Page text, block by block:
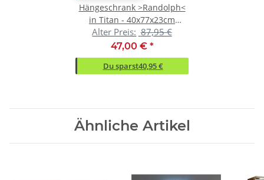
Hängeschrank >Randolph<
in Titan - 40x77x23cm
(BxHxT)
Alter Preis: 87,95 €
47,00 € *
Du sparst40,95 €
Ähnliche Artikel